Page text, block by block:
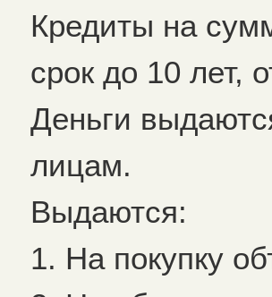
Кредиты на
срок до 10 лет,
Деньги
лицам.
Выдаются:
1. На покупку